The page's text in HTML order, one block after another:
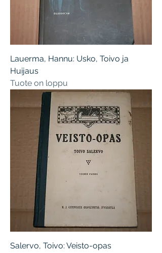
Lauerma, Hannu: Usko, Toivo ja
Huijaus
Tuote on loppu
Salervo, Toivo: Veisto-opas